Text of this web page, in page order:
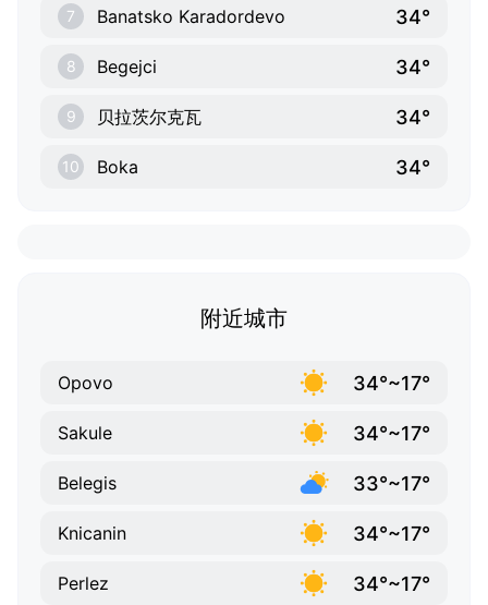
7 Banatsko Karadordevo 34°
8 Begejci 34°
9 贝拉茨尔克瓦 34°
10 Boka 34°
附近城市
Opovo 34°~17°
Sakule 34°~17°
Belegis 33°~17°
Knicanin 34°~17°
Perlez 34°~17°